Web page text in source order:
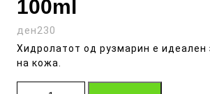
100ml
ден230
Хидролатот од рузмарин е идеален
на кожа.